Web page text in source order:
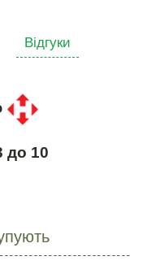
Відгуки
до 10